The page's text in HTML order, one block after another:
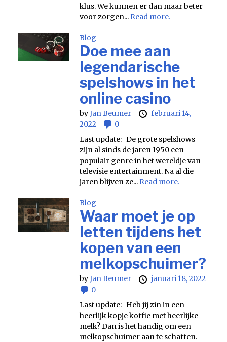
klus. We kunnen er dan maar beter
voor zorgen... Read more.
Blog
Doe mee aan
legendarische
spelshows in het
online casino
byJan Beumer
februari 14,
2022
0
Last update: De grote spelshows
zijn al sinds de jaren 1950 een
populair genre in het wereldje van
televisie entertainment. Na al die
jaren blijven ze... Read more.
Blog
Waar moet je op
letten tijdens het
kopen van een
melkopschuimer?
byJan Beumer
januari 18, 2022
0
Last update: Heb jij zin in een
heerlijk kopje koffie met heerlijke
melk? Dan is het handig om een
melkopschuimer aan te schaffen.